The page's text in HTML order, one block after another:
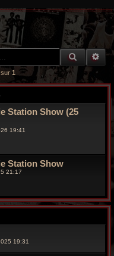
e
h
r
c
o
sur 1
Station Show (25
19:41
Station Show
21:17
19:31